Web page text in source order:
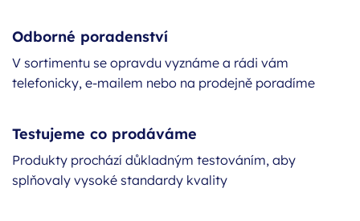
Odborné poradenství
V sortimentu se opravdu vyznáme a rádi vám
telefonicky, e-mailem nebo na prodejně poradíme
Testujeme co prodáváme
Produkty prochází důkladným testováním, aby
splňovaly vysoké standardy kvality